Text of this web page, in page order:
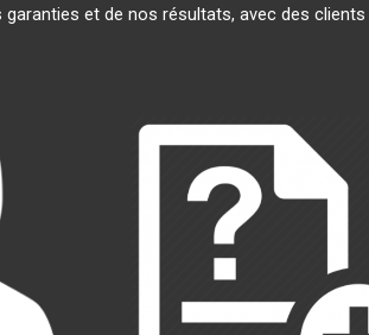
et de nos résultats, avec des